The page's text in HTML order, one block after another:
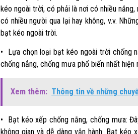
kéo ngoài trời, có phải là nơi có nhiều
có nhiều người qua lại hay không, v.v.
bạt kéo ngoài trời.
• Lựa chọn loại bạt kéo ngoài trời chống
chống nắng, chống mưa phổ biến nhất hiện
Xem thêm: Thông tin về những
• Bạt kéo xếp chống nắng, chống mưa:
không gian và dễ dàng vận hành. Bạt kéo